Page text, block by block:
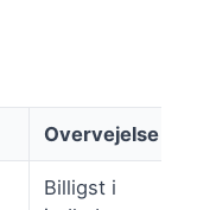
Overvejelse
Billigst i